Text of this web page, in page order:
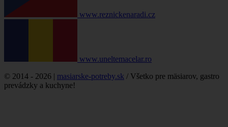
www.reznickenaradi.cz
www.uneltemacelar.ro
© 2014 - 2026 | masiarske-potreby.sk / Všetko pre mäsiarov, gastro
prevádzky a kuchyne!